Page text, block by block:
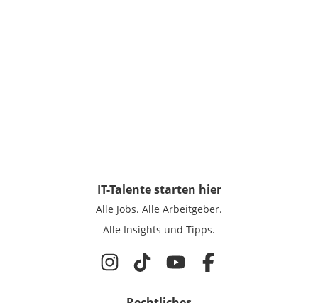
IT-Talentestarten hier
Alle Jobs. Alle Arbeitgeber.
Alle Insights und Tipps.